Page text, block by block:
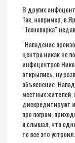
В других
Так, например, в
"Технопарка"
"Нападение
центра никак не
инфоцентров
открылись, ну
объяснение.
местных жителей,
дискредитируют
про погром,
я слышал, что
то все это